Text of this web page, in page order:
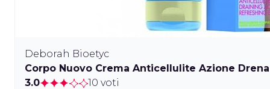
Deborah Bioetyc
Corpo Nuovo Crema Anticellulite Azione
3.0
10 voti